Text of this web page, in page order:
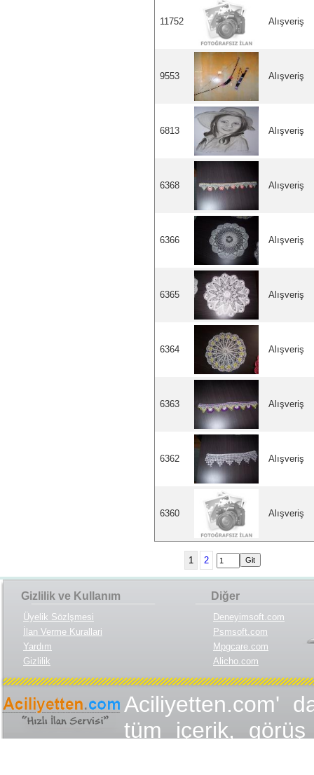
11752 Alışveriş
9553 Alışveriş
6813 Alışveriş
6368 Alışveriş
6366 Alışveriş
6365 Alışveriş
6364 Alışveriş
6363 Alışveriş
6362 Alışveriş
6360 Alışveriş
1 2
Gizlilik ve Kullanım
Üyelik Sözlşmesi
İlan Verme Kurallari
Yardım
Gizlilik
Diğer
Deneyimsoft.com
Psmsoft.com
Mpgcare.com
Alicho.com
Aciliyetten.com'
tüm içerik,